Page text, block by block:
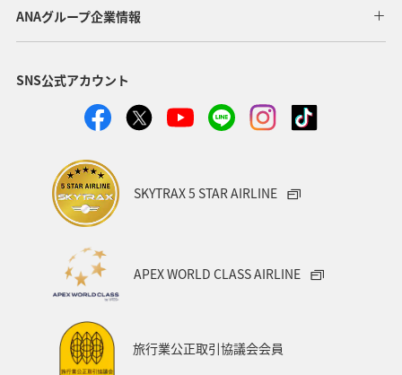
ANAグループ企業情報
SNS公式アカウント
SKYTRAX 5 STAR AIRLINE
APEX WORLD CLASS AIRLINE
旅行業公正取引協議会会員